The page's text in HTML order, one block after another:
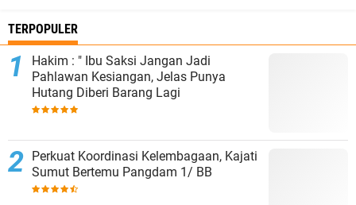
TERPOPULER
Hakim : " Ibu Saksi Jangan Jadi
Pahlawan Kesiangan, Jelas Punya
Hutang Diberi Barang Lagi
Perkuat Koordinasi Kelembagaan, Kajati
Sumut Bertemu Pangdam 1/ BB